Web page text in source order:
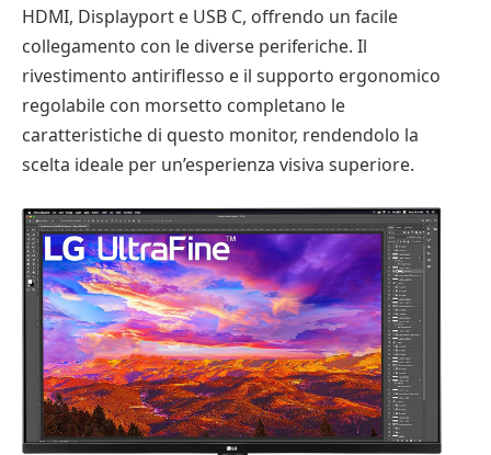
HDMI, Displayport e USB C, offrendo un facile
collegamento con le diverse periferiche. Il
rivestimento antiriflesso e il supporto ergonomico
regolabile con morsetto completano le
caratteristiche di questo monitor, rendendolo la
scelta ideale per un’esperienza visiva superiore.